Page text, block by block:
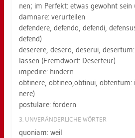
nen; im Per­fekt: etwas ge­wohnt sein
dam­na­re: ver­ur­tei­len
de­fen­de­re, de­fen­do, de­fen­di,
de­fend)
de­se­re­re, de­se­ro, de­se­rui,
las­sen (Fremd­wort: De­ser­teur)
im­pe­dire: hin­dern
ob­ti­ne­re, ob­ti­neo,ob­ti­nui, ob­ten­tum:
ne­re)
pos­tu­la­re: for­dern
3. UN­VER­ÄN­DER­LI­CHE WÖR­TER
quo­ni­am: weil